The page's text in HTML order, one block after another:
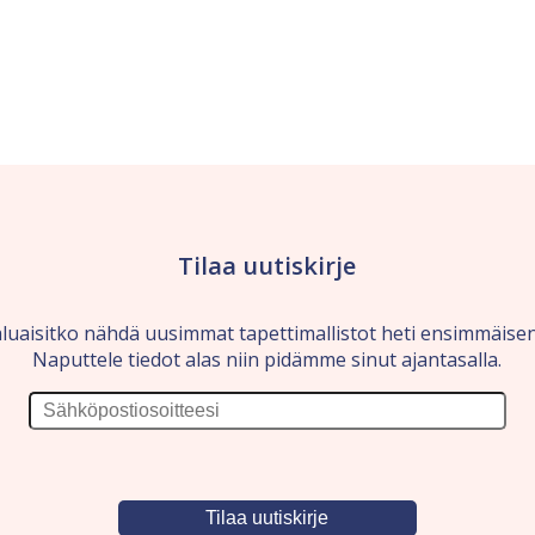
Tilaa uutiskirje
nähdä uusimmat tapettimallistot heti
Naputtele tiedot alas niin pidämme sinut ajantasalla.